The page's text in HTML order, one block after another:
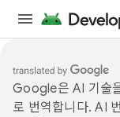
Google은 AI 기술
로 번역합니다. AI